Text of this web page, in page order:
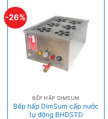
-26%
BẾP HẤP DIMSUM
Bếp hấp DimSum cấp nước
tự động BHDSTD